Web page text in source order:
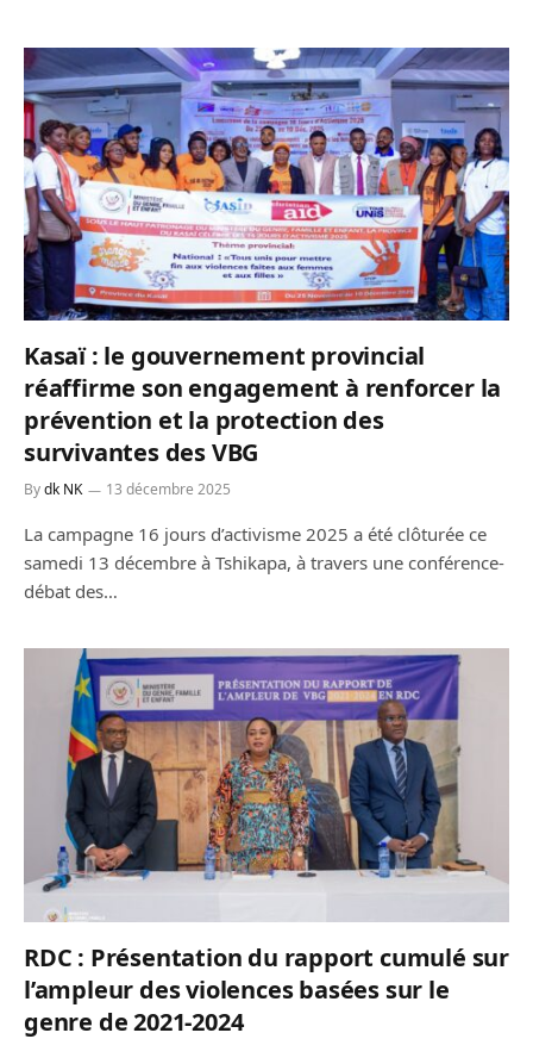
Kasaï : le gouvernement provincial
réaffirme son engagement à renforcer la
prévention et la protection des
survivantes des VBG
Bydk NK 13 décembre 2025
La campagne 16 jours d’activisme 2025 a été clôturée ce
samedi 13 décembre à Tshikapa, à travers une conférence-
débat des…
RDC : Présentation du rapport cumulé sur
l’ampleur des violences basées sur le
genre de 2021-2024